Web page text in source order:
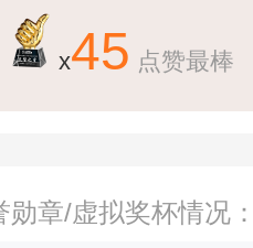
x45 点赞最棒
勋章/虚拟奖杯情况